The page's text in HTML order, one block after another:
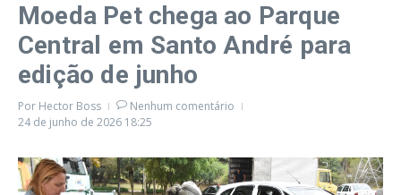
Moeda Pet chega ao Parque
Central em Santo André para
edição de junho
Por Hector Boss
Nenhum comentário
24 de junho de 2026 18:25